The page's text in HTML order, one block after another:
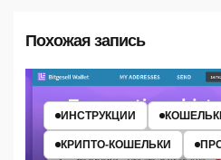
Похожая запись
ИНСТРУКЦИИ
КРИПТО‑КОШЕЛЬКИ